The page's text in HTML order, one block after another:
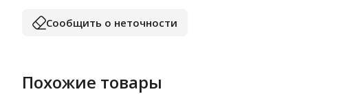
Сообщить о неточности
Похожие товары